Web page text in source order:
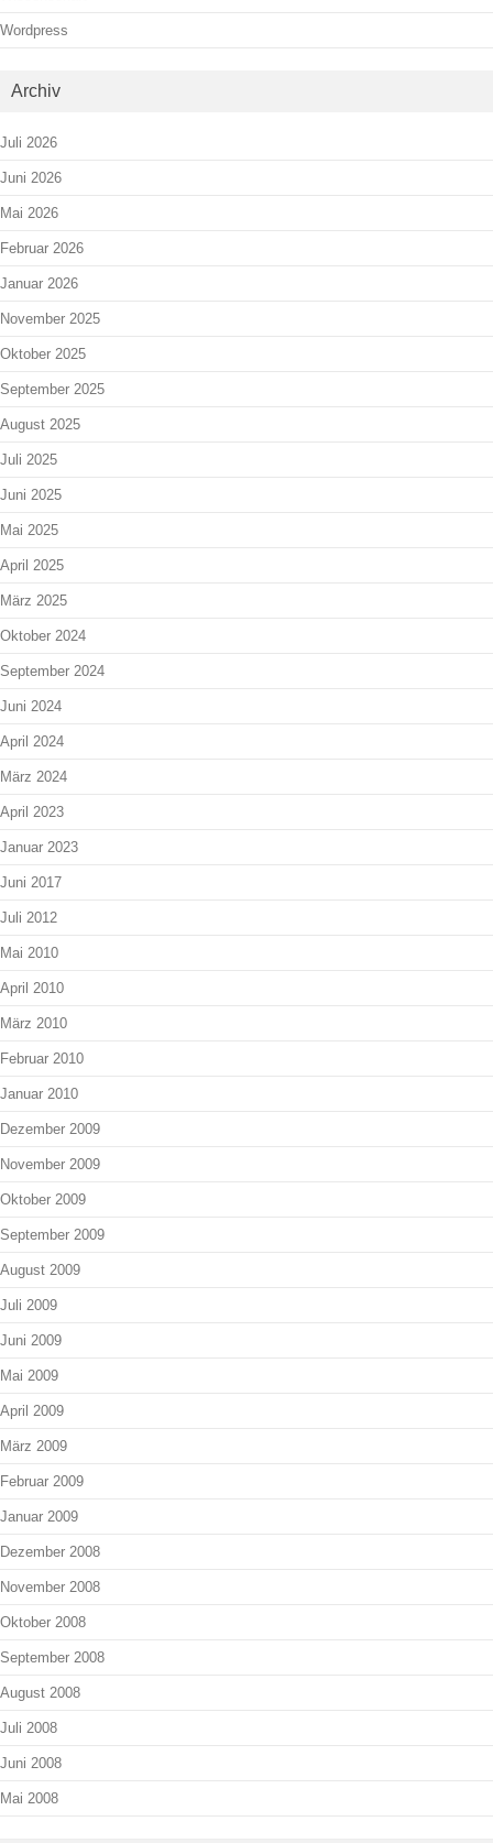
Wordpress
Archiv
Juli 2026
Juni 2026
Mai 2026
Februar 2026
Januar 2026
November 2025
Oktober 2025
September 2025
August 2025
Juli 2025
Juni 2025
Mai 2025
April 2025
März 2025
Oktober 2024
September 2024
Juni 2024
April 2024
März 2024
April 2023
Januar 2023
Juni 2017
Juli 2012
Mai 2010
April 2010
März 2010
Februar 2010
Januar 2010
Dezember 2009
November 2009
Oktober 2009
September 2009
August 2009
Juli 2009
Juni 2009
Mai 2009
April 2009
März 2009
Februar 2009
Januar 2009
Dezember 2008
November 2008
Oktober 2008
September 2008
August 2008
Juli 2008
Juni 2008
Mai 2008